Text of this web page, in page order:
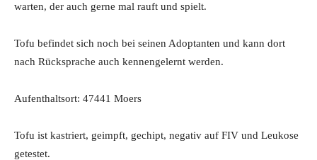
warten, der auch gerne mal rauft und spielt.
Tofu befindet sich noch bei seinen Adoptanten und kann dort
nach Rücksprache auch kennengelernt werden.
Aufenthaltsort: 47441 Moers
Tofu ist kastriert, geimpft, gechipt, negativ auf FIV und Leukose
getestet.